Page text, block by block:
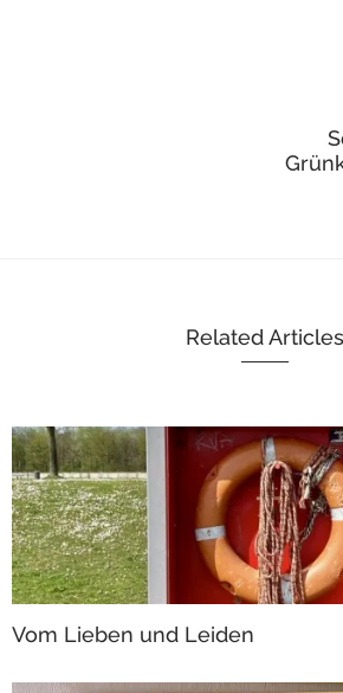
Related Articles
Vom Lieben und Leiden